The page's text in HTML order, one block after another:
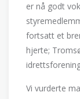
er nå godt
fortsatt et
hjerte;
Vi vurderte